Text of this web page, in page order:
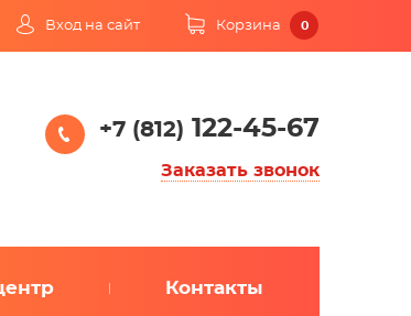
Вход на сайт Корзина 0
+7 (812) 122-45-67
Заказать звонок
Контакты